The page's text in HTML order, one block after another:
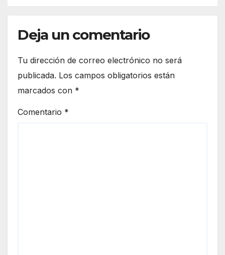
Deja un comentario
Tu dirección de correo electrónico no será
publicada. Los campos obligatorios están
marcados con *
Comentario *